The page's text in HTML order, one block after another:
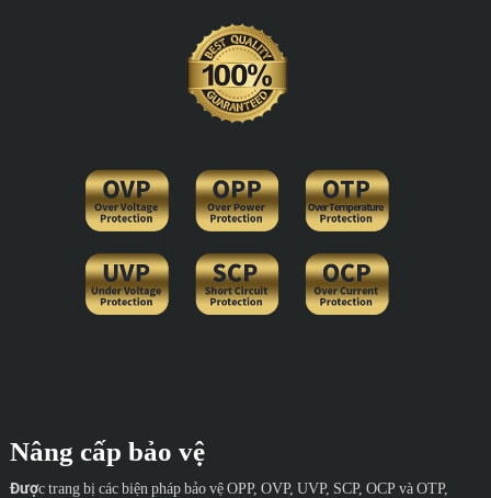
Nâng cấp bảo vệ
Được trang bị các biện pháp bảo vệ OPP, OVP, UVP, SCP, OCP và OTP,